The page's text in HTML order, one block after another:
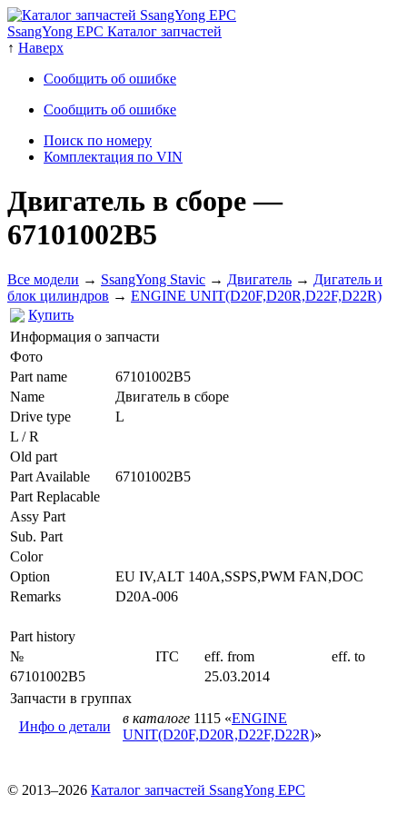
SsangYong EPC Каталог запчастей
↑ Наверх
Сообщить об ошибке
Сообщить об ошибке
Поиск по номеру
Комплектация по VIN
Двигатель в сборе—
67101002B5
Все модели → SsangYong Stavic → Двигатель → Дигатель и
блок цилиндров → ENGINE UNIT(D20F,D20R,D22F,D22R)
Купить
Информация о запчасти
Фото
Part name
67101002B5
Name
Двигатель в сборе
Drive type
L
L / R
Old part
Part Available
67101002B5
Part Replacable
Assy Part
Sub. Part
Color
Option
EU IV,ALT 140A,SSPS,PWM FAN,DOC
Remarks
D20A-006
Part history
№
ITC eff. from
eff. to
67101002B5
25.03.2014
Запчасти в группах
Инфо о детали
в каталоге 1115 «ENGINE
UNIT(D20F,D20R,D22F,D22R)»
© 2013–2026 Каталог запчастей SsangYong EPC